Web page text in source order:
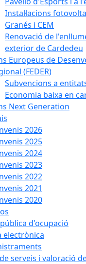
Instal·lacions
Granés i CEM
Renovació de
exterior de Cardedeu
Europeus de
(FEDER)
Subvencions a
Economia baixa en
Next Generation
2026
2025
2024
2023
2022
2021
2020
d'ocupació
electrònica
serveis i valoració